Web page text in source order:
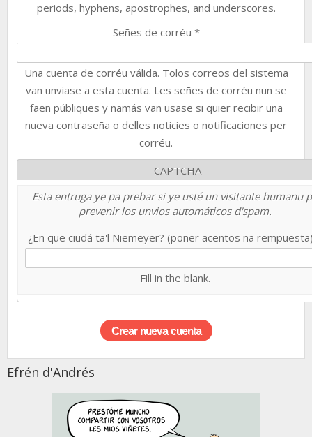
periods, hyphens, apostrophes, and underscores.
Señes de corréu *
Una cuenta de corréu válida. Tolos correos del sistema
van unviase a esta cuenta. Les señes de corréu nun se
faen públiques y namás van usase si quier recibir una
nueva contraseña o delles noticies o notificaciones per
corréu.
CAPTCHA
Esta entruga ye pa prebar si ye usté un visitante humanu
prevenir los unvios automáticos d'spam.
¿En que ciudá ta'l Niemeyer? (poner acentos na
Fill in the blank.
Efrén d'Andrés